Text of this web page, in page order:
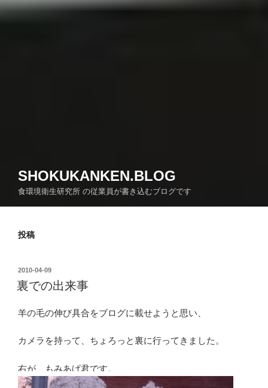
SHOKUKANKEN.BLOG
食環境衛生研究所 の従業員が書き込むブログです
投稿
投
稿
日:
2010-04-09
裏での出来事
羊の毛の伸び具合をブログに載せようと思い、
カメラを持って、ちょろっと裏に行ってきました。
右が、もみあげ君です。